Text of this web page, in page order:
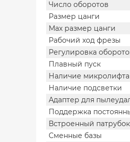
Число оборотов
Размер цанги
Мах размер цанги
Рабочий ход фрезы
Регулировка
Плавный пуск
Наличие микролифта
Наличие подсветки
Адаптер для
Поддержка
Встроенный
Сменные базы